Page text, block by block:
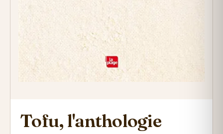
Tofu, l'anthologie